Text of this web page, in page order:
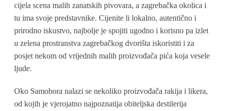
cijela scena malih zanatskih pivovara, a zagrebačka okolica i
tu ima svoje predstavnike. Cijenite li lokalno, autentično i
prirodno iskustvo, najbolje je spojiti ugodno i korisno pa izlet
u zelena prostranstva zagrebačkog dvorišta iskoristiti i za
posjet nekom od vrijednih malih proizvođača pića koja vesele
ljude.
Oko Samobora nalazi se nekoliko proizvođača rakija i likera,
od kojih je vjerojatno najpoznatija obiteljska destilerija